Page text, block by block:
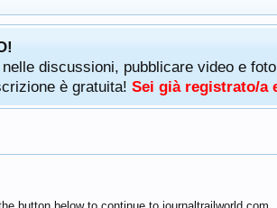
discussioni, pubblicare video e
è gratuita! Sei già registrato/a